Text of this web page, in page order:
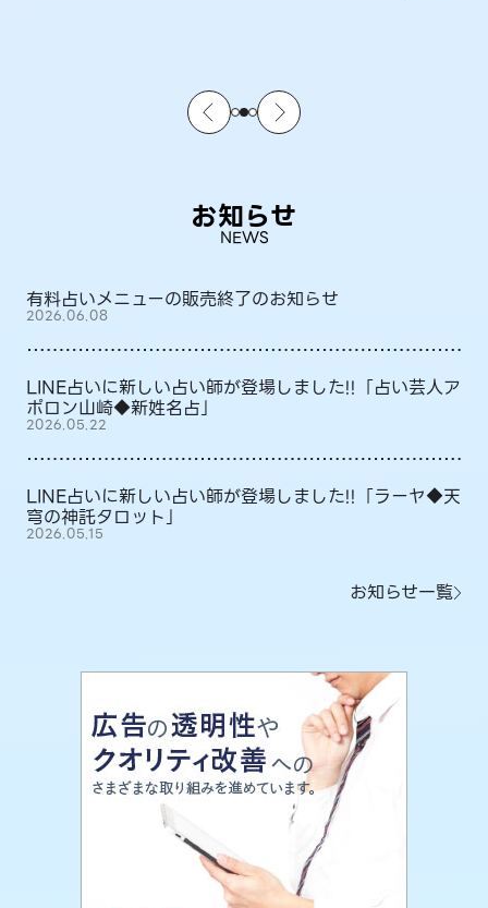
お知らせ
NEWS
有料占いメニューの販売終了のお知らせ
2026.06.08
LINE占いに新しい占い師が登場しました!!「占い芸人ア
ポロン山崎◆新姓名占」
2026.05.22
LINE占いに新しい占い師が登場しました!!「ラーヤ◆天
穹の神託タロット」
2026.05.15
お知らせ一覧